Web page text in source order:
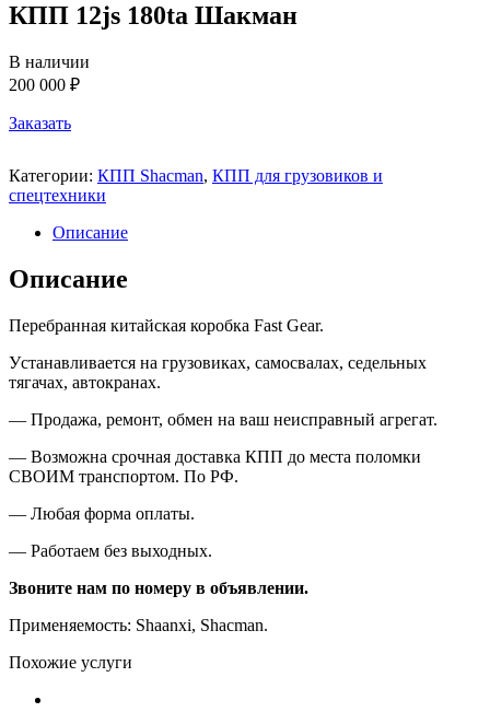
КПП 12js 180ta Шакман
В наличии
200 000 ₽
Заказать
Категории: КПП Shacman, КПП для грузовиков и
спецтехники
Описание
Описание
Перебранная китайская коробка Fast Gear.
Устанавливается на грузовиках, самосвалах, седельных
тягачах, автокранах.
— Продажа, ремонт, обмен на ваш неисправный агрегат.
— Возможна срочная доставка КПП до места поломки
СВОИМ транспортом. По РФ.
— Любая форма оплаты.
— Работаем без выходных.
Звоните нам по номеру в объявлении.
Применяемость: Shaanxi, Shacman.
Похожие услуги